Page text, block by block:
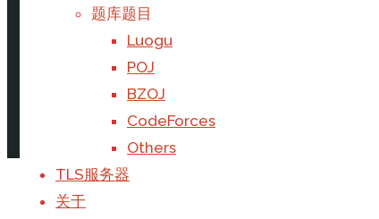
题库题目
Luogu
POJ
BZOJ
CodeForces
Others
TLS服务器
关于
更换了新的服务器，扩展了服务器内存和硬盘